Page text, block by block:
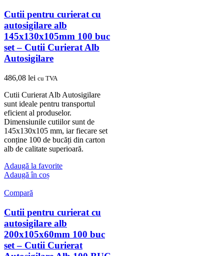
Cutii pentru curierat cu
autosigilare alb
145x130x105mm 100 buc
set – Cutii Curierat Alb
Autosigilare
486,08 lei cu TVA
Cutii Curierat Alb Autosigilare
sunt ideale pentru transportul
eficient al produselor.
Dimensiunile cutiilor sunt de
145x130x105 mm, iar fiecare set
conține 100 de bucăți din carton
alb de calitate superioară.
Adaugă la favorite
Adaugă în coș
Compară
Cutii pentru curierat cu
autosigilare alb
200x105x60mm 100 buc
set – Cutii Curierat